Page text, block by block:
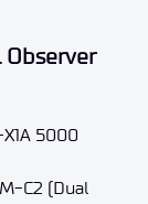
5000
C2 (Dual